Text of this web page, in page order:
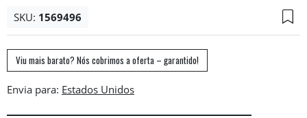
SKU: 1569496
Viu mais barato? Nós cobrimos a oferta – garantido!
Envia para: